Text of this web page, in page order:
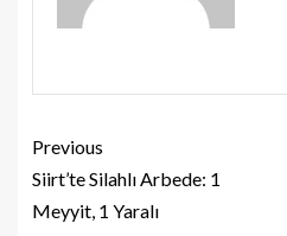
Previous
Siirt’te Silahlı Arbede: 1
Meyyit, 1 Yaralı